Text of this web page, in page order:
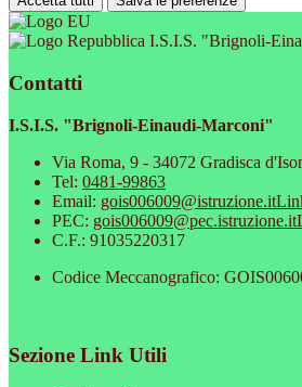
I.S.I.S. "Brignoli-
Contatti
I.S.I.S. "Brignoli-Einaudi-Marconi"
Via Roma, 9 - 34072 Gradisca
Tel: 0481-99863
Email: gois006009@istruzione.it
PEC: gois006009@pec.istruzione.it
C.F.: 91035220317
Codice Meccanografico:
Sezione Link Utili